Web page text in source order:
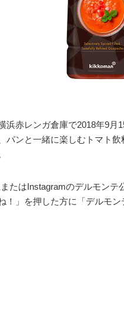
浜赤レンガ倉庫で2018年9月
パンと一緒に楽しむトマト飲
たはInstagramのデルモン
！」を押した方に「デルモ